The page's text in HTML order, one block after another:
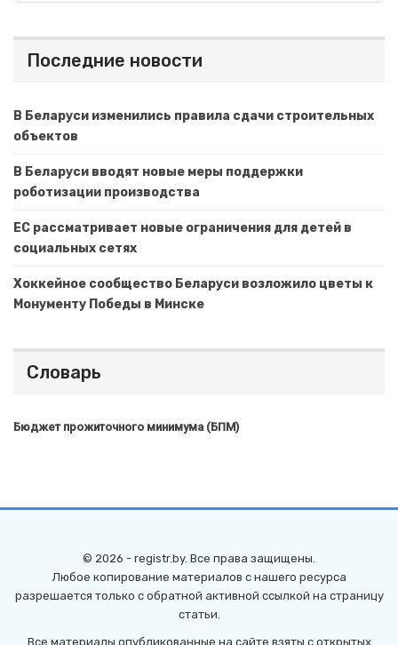
Последние новости
В Беларуси изменились правила сдачи строительных
объектов
В Беларуси вводят новые меры поддержки
роботизации производства
ЕС рассматривает новые ограничения для детей в
социальных сетях
Хоккейное сообщество Беларуси возложило цветы к
Монументу Победы в Минске
Словарь
Бюджет прожиточного минимума (БПМ)
© 2026 - registr.by. Все права защищены.
Любое копирование материалов с нашего ресурса
разрешается только с обратной активной ссылкой на страницу
статьи.
Все материалы опубликованные на сайте взяты с открытых